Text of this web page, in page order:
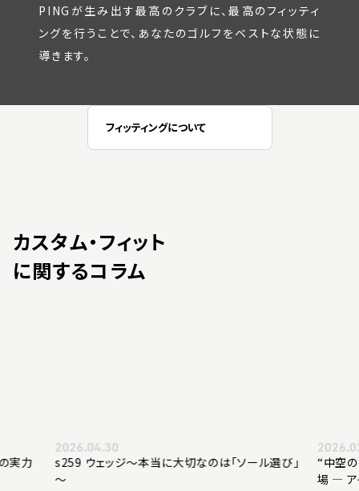
PINGが生み出す最高のクラブに、最高のフィッティ
ングを行うことで、あなたのゴルフをベストな状態に
導きます。
フィッティングについて
カスタム・フィット
に関するコラム
び」
2026.02.13
“中空の打感革命”飛び系ツアーアイアンi540登
場 ― アイアンに求めたのは、飛距離と高さだった
【『純
準シャ